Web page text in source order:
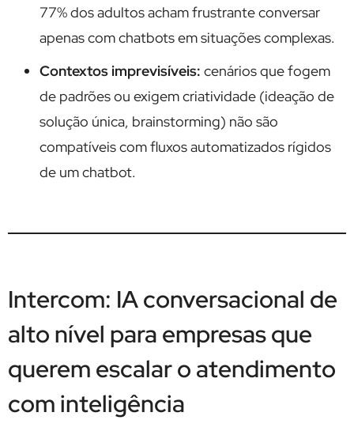
77% dos adultos acham frustrante conversar
apenas com chatbots em situações complexas.
Contextos imprevisíveis: cenários que fogem
de padrões ou exigem criatividade (ideação de
solução única, brainstorming) não são
compatíveis com fluxos automatizados rígidos
de um chatbot.
Intercom: IA conversacional de
alto nível para empresas que
querem escalar o atendimento
com inteligência